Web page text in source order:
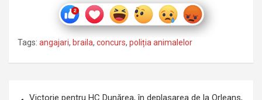
Tags: angajari, braila, concurs, poliția animalelor
Victorie pentru HC Dunărea, în deplasarea de la Orleans,